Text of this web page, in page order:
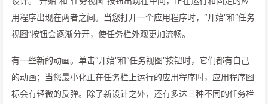
用程序出现在两者之间。当您打开一个应用程序时，“开始”和“任务
视图”按钮会逐渐分开，使任务栏外观更加流畅。
有一些新的动画。单击“开始”和“任务视图”按钮时，它们都有自己
的动画；当您最小化正在任务栏上运行的应用程序时，应用程序图
标会有轻微的反弹。除了新设计之外，还有多达三种不同的任务栏